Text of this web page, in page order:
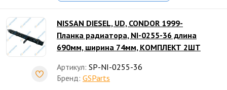
NISSAN DIESEL, UD, CONDOR 1999-
Планка радиатора, NI-0255-36 длина
690мм, ширина 74мм, КОМПЛЕКТ 2ШТ
Артикул: SP-NI-0255-36
Бренд: GSParts